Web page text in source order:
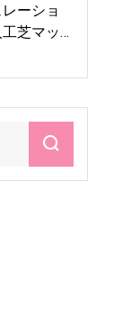
ーショ
芝マッ